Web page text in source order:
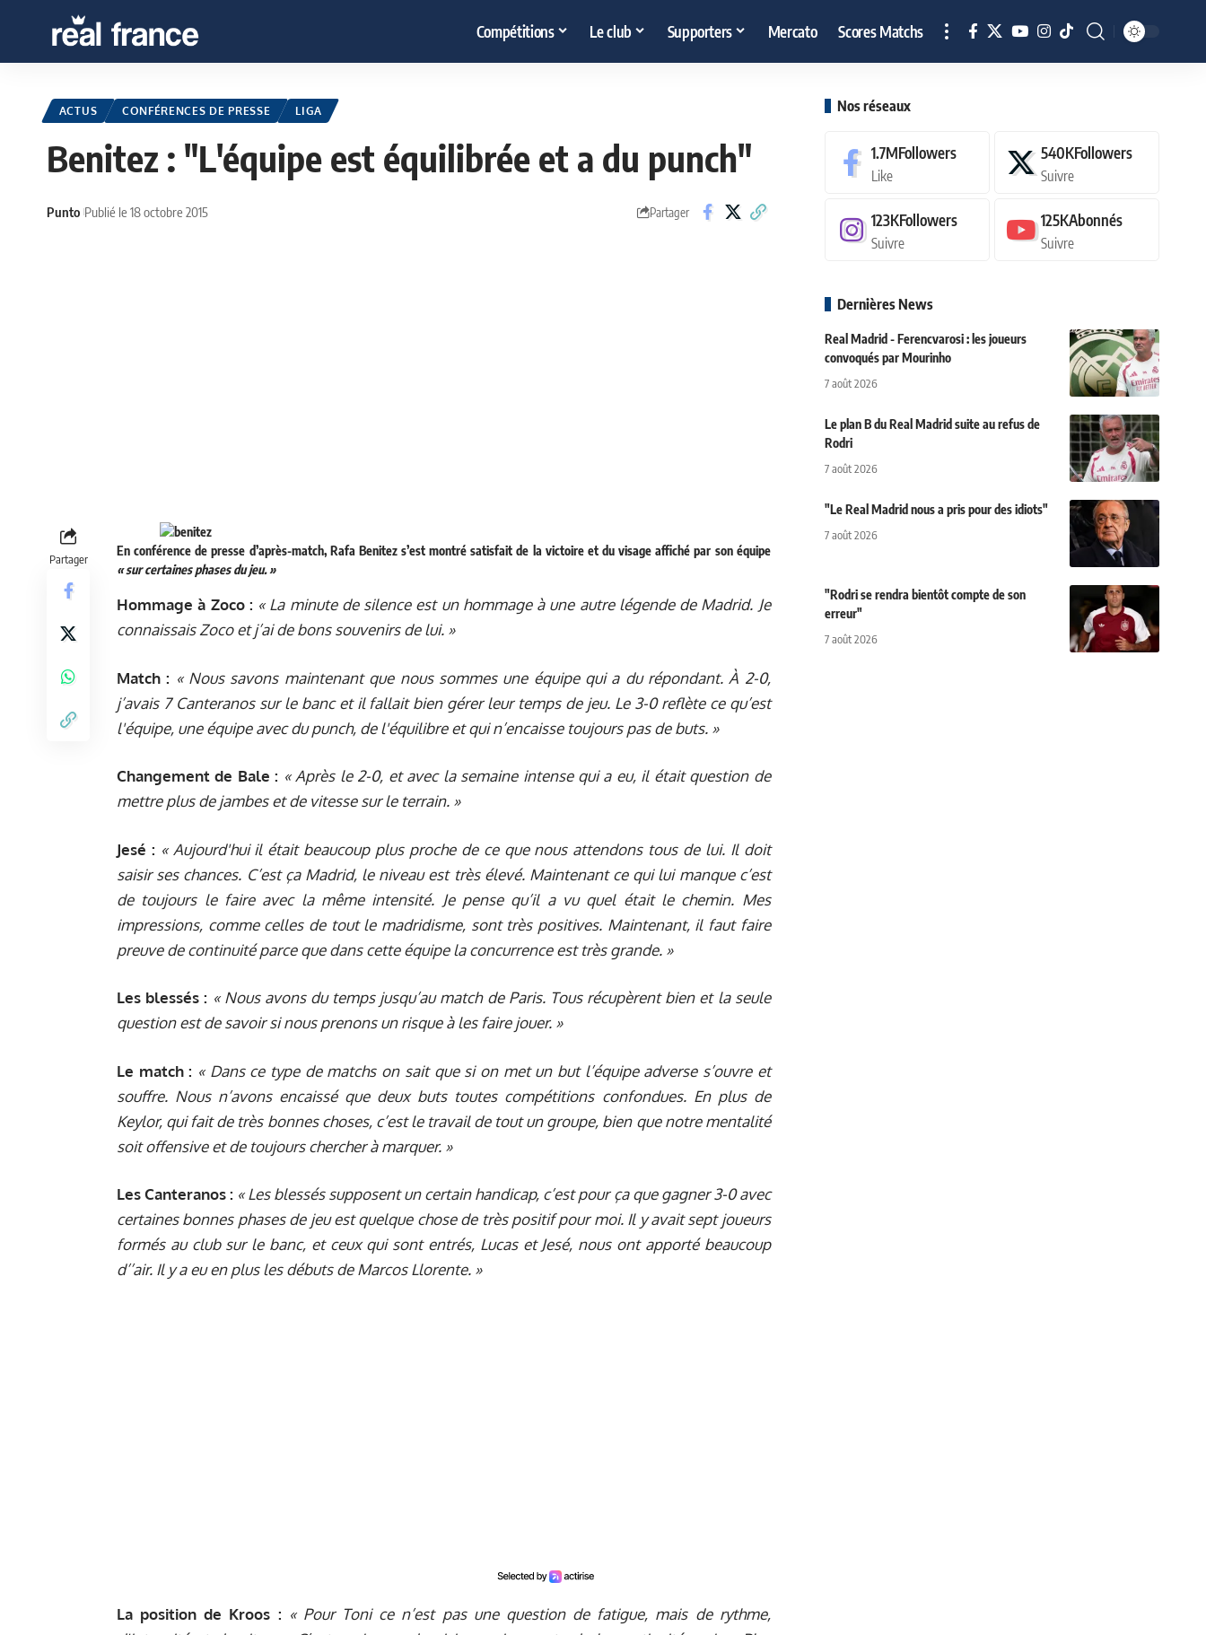
Compétitions Le club Supporters Mercato Scores Matchs
ACTUS CONFÉRENCES DE PRESSE LIGA
Benitez : "L'équipe est équilibrée et a du punch"
Punto Publié le 18 octobre 2015 Partager
Partager
En conférence de presse d’après-match, Rafa Benitez s’est montré satisfait de la victoire et du visage affiché par son équipe
« sur certaines phases du jeu. »
Hommage à Zoco : « La minute de silence est un hommage à une autre légende de Madrid. Je
connaissais Zoco et j’ai de bons souvenirs de lui. »
Match : « Nous savons maintenant que nous sommes une équipe qui a du répondant. À 2-0,
j’avais 7 Canteranos sur le banc et il fallait bien gérer leur temps de jeu. Le 3-0 reflète ce qu’est
l'équipe, une équipe avec du punch, de l'équilibre et qui n’encaisse toujours pas de buts. »
Changement de Bale : « Après le 2-0, et avec la semaine intense qui a eu, il était question de
mettre plus de jambes et de vitesse sur le terrain. »
Jesé : « Aujourd'hui il était beaucoup plus proche de ce que nous attendons tous de lui. Il doit
saisir ses chances. C’est ça Madrid, le niveau est très élevé. Maintenant ce qui lui manque c’est
de toujours le faire avec la même intensité. Je pense qu’il a vu quel était le chemin. Mes
impressions, comme celles de tout le madridisme, sont très positives. Maintenant, il faut faire
preuve de continuité parce que dans cette équipe la concurrence est très grande. »
Les blessés : « Nous avons du temps jusqu’au match de Paris. Tous récupèrent bien et la seule
question est de savoir si nous prenons un risque à les faire jouer. »
Le match : « Dans ce type de matchs on sait que si on met un but l’équipe adverse s’ouvre et
souffre. Nous n’avons encaissé que deux buts toutes compétitions confondues. En plus de
Keylor, qui fait de très bonnes choses, c’est le travail de tout un groupe, bien que notre mentalité
soit offensive et de toujours chercher à marquer. »
Les Canteranos : « Les blessés supposent un certain handicap, c’est pour ça que gagner 3-0 avec
certaines bonnes phases de jeu est quelque chose de très positif pour moi. Il y avait sept joueurs
formés au club sur le banc, et ceux qui sont entrés, Lucas et Jesé, nous ont apporté beaucoup
d’’air. Il y a eu en plus les débuts de Marcos Llorente. »
La position de Kroos : « Pour Toni ce n’est pas une question de fatigue, mais de rythme,
Nos réseaux
1.7MFollowers
Like
540KFollowers
Suivre
123KFollowers
Suivre
125KAbonnés
Suivre
Dernières News
Real Madrid - Ferencvarosi : les joueurs
convoqués par Mourinho
7 août 2026
Le plan B du Real Madrid suite au refus de
Rodri
7 août 2026
"Le Real Madrid nous a pris pour des idiots"
7 août 2026
"Rodri se rendra bientôt compte de son
erreur"
7 août 2026